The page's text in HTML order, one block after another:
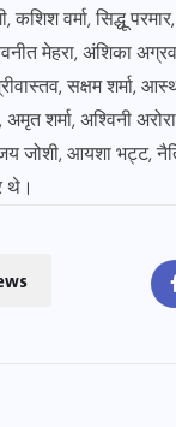
कशिश वर्मा, सिद्धू
मेहरा, अंशिका
सक्षम शर्मा,
अमृत शर्मा, अश्विनी
जोशी, आयशा भट्ट,
थे।